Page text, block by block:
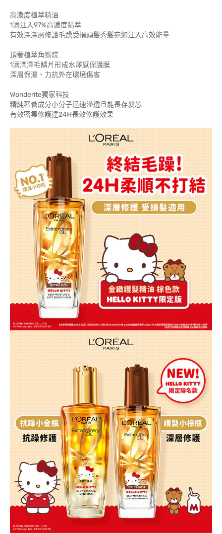
高濃度植萃精油
1滴注入97%高濃度精萃
有效深深層修護毛躁受損頭髮秀髮宛如注入高效能量
頂奢植萃角鯊烷
1滴潤澤毛鱗片形成水澤感保護膜
深層保濕、力抗外在環境傷害
Wonderite獨家科技
精純奢養成分小分子迅速滲透且能長存髮芯
有效密集修護達24H長效修護效果